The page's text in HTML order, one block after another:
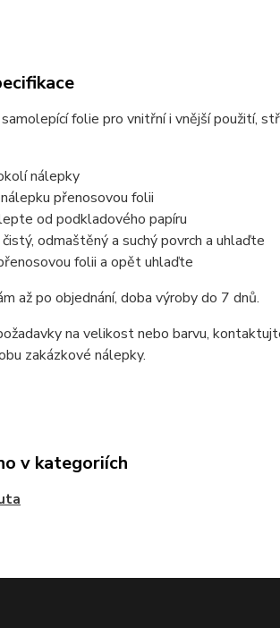
folie pro vnitřní i vnější použití,
nálepky
přenosovou folii
od podkladového papíru
odmaštěný a suchý povrch a uhlaďte
folii a opět uhlaďte
až po objednání, doba výroby do 7 dnů.
na velikost nebo barvu,
zakázkové nálepky.
v kategoriích